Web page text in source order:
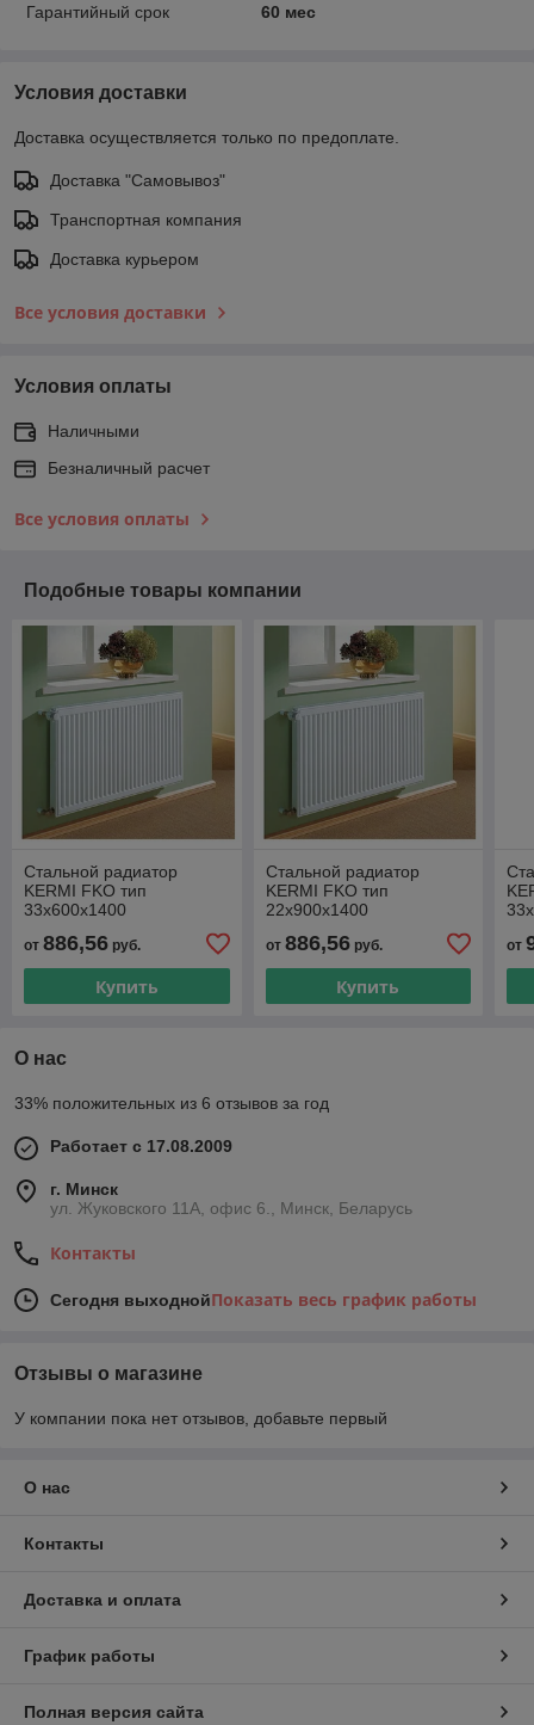
Гарантийный срок
60 мес
Условия доставки
Доставка осуществляется только по предоплате.
Доставка "Самовывоз"
Транспортная компания
Доставка курьером
Все условия доставки
Условия оплаты
Наличными
Безналичный расчет
Все условия оплаты
Подобные товары компании
Стальной радиатор
KERMI FKO тип
33х600х1400
от 886,56 руб.
Купить
Стальной радиатор
KERMI FKO тип
22х900х1400
от 886,56руб.
Купить
от
О нас
33% положительных из 6 отзывов за год
Работает с 17.08.2009
г. Минск
ул. Жуковского 11А, офис 6., Минск, Беларусь
Контакты
Сегодня выходнойПоказать весь график работы
Отзывы о магазине
У компании пока нет отзывов, добавьте первый
О нас
Контакты
Доставка и оплата
График работы
Полная версия сайта